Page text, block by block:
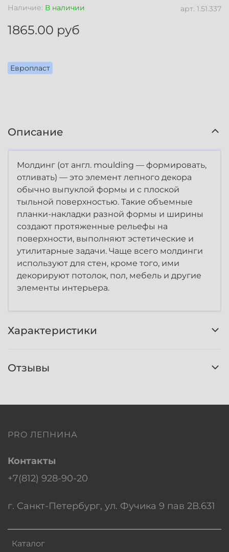
арт. 1.51.337
Наличие: В наличии
Европласт
1865.00 руб
Описание
Молдинг (от англ. moulding — формировать,
отливать) — это элемент лепного декора
обычно выпуклой формы и с плоской
тыльной поверхностью. Такие объемные
планки-накладки разной формы и ширины
создают протяженные рельефы на
поверхности, выполняют эстетические и
утилитарные задачи. Чаще всего молдинги
используют для стен, кроме того, ими
декорируют потолок, пол, мебель и другие
элементы интерьера.
Характеристики
Отзывы
PRO ЛЕПНИНА
Каталог
Контакты
+7(812) 928-90-20
г. Санкт-Петербург, ул. Фучика 9 пав 2В.631